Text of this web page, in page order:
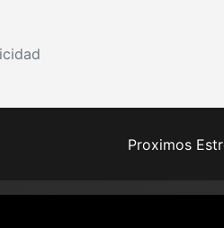
Proximos